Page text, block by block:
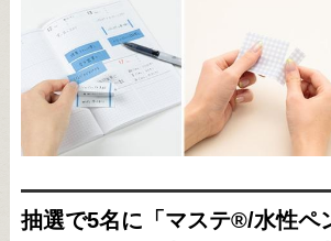
抽選で5名に「マステ®/水性ペ